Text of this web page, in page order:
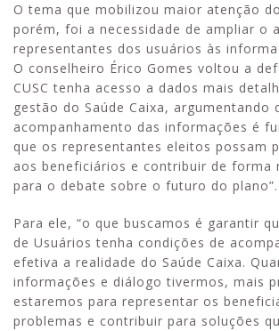
O tema que mobilizou maior atenção
porém, foi a necessidade de ampliar o
representantes dos usuários às
O conselheiro Érico Gomes voltou a
CUSC tenha acesso a dados mais
gestão do Saúde Caixa, argumentando
acompanhamento das informações é
que os representantes eleitos possam
aos beneficiários e contribuir de forma
para o debate sobre o futuro do plano”.
Para ele, “o que buscamos é garantir
de Usuários tenha condições de
efetiva a realidade do Saúde Caixa.
informações e diálogo tivermos, mais
estaremos para representar os
problemas e contribuir para soluções